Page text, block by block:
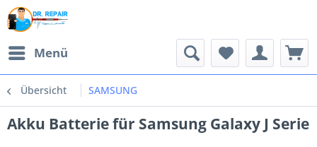
Menü
Übersicht SAMSUNG
Akku Batterie für Samsung Galaxy J Serie